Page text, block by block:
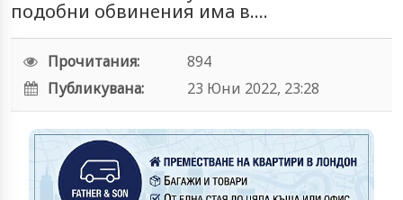
подобни обвинения има в....
Прочитания:
894
Публикувана:
23 Юни 2022, 23:28